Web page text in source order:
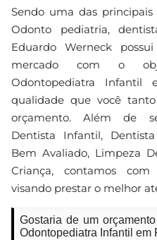
Sendo uma das
Odonto pediatria,
Eduardo Werneck
mercado com o
Odontopediatra
qualidade que você
orçamento. Além de
Dentista Infantil,
Bem Avaliado, Limpeza
Criança, contamos com
visando prestar o melhor
Gostaria de um
Odontopediatra Infantil em